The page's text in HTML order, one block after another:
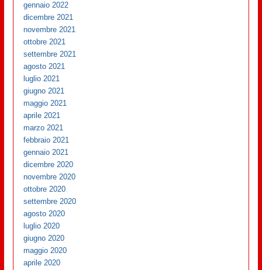
gennaio 2022
dicembre 2021
novembre 2021
ottobre 2021
settembre 2021
agosto 2021
luglio 2021
giugno 2021
maggio 2021
aprile 2021
marzo 2021
febbraio 2021
gennaio 2021
dicembre 2020
novembre 2020
ottobre 2020
settembre 2020
agosto 2020
luglio 2020
giugno 2020
maggio 2020
aprile 2020